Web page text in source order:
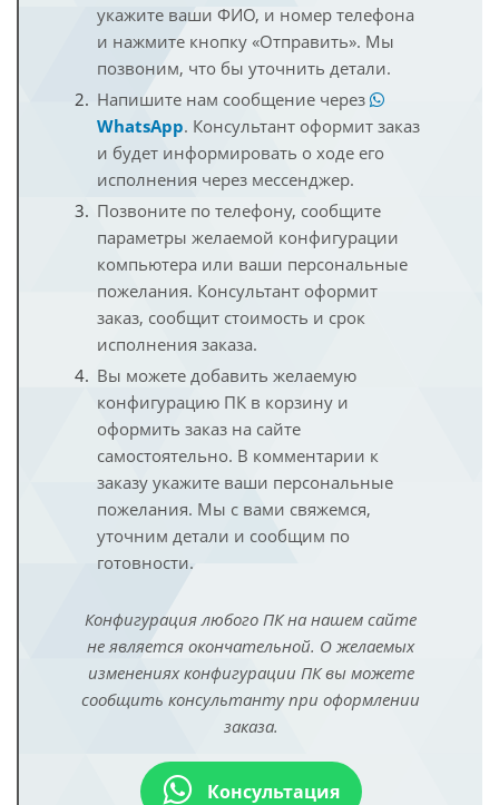
укажите ваши ФИО, и номер телефона
и нажмите кнопку «Отправить». Мы
позвоним, что бы уточнить детали.
Напишите нам сообщение через
WhatsApp. Консультант оформит заказ
и будет информировать о ходе его
исполнения через мессенджер.
Позвоните по телефону, сообщите
параметры желаемой конфигурации
компьютера или ваши персональные
пожелания. Консультант оформит
заказ, сообщит стоимость и срок
исполнения заказа.
Вы можете добавить желаемую
конфигурацию ПК в корзину и
оформить заказ на сайте
самостоятельно. В комментарии к
заказу укажите ваши персональные
пожелания. Мы с вами свяжемся,
уточним детали и сообщим по
готовности.
Конфигурация любого ПК на нашем сайте
не является окончательной. О желаемых
изменениях конфигурации ПК вы можете
сообщить консультанту при оформлении
заказа.
Консультация